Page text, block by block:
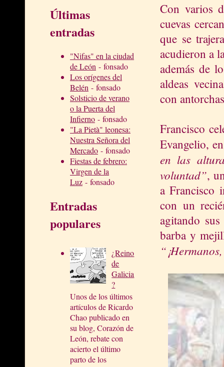
Últimas
entradas
"Nifas" en la ciudad
de León - fonsado
Los orígenes del
Belén - fonsado
Solsticio de verano
o la Puerta del
Infierno - fonsado
"La Pietà" leonesa:
Nuestra Señora del
Mercado - fonsado
Fiestas de febrero:
Virgen de la
Luz - fonsado
Entradas
populares
¿Reino
de
Galicia
?
Unos de los últimos
artículos de Ricardo
Chao publicado en
su blog, Corazón de
León, rebate con
acierto el último
parto de los
Con varios
cuevas
que se
acudieron a
además de
aldeas
con
Francisco
Evangelio,
en las
voluntad”,
a Francisco
con un
agitando
barba y